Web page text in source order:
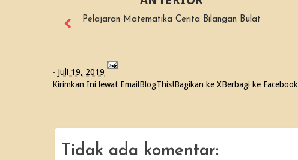
Pelajaran Matematika Cerita Bilangan Bulat
- Juli 19, 2019
Kirimkan Ini lewat Email BlogThis!Bagikan ke XBerbagi ke Facebook
Tidak ada komentar: